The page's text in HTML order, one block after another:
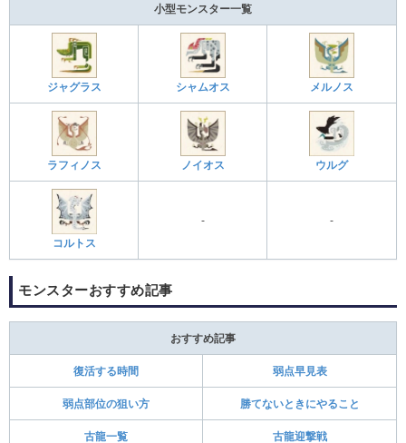
小型モンスター一覧
ジャグラス シャムオス メルノス
ラフィノス ノイオス ウルグ
コルトス
‐ ‐
モンスターおすすめ記事
おすすめ記事
復活する時間 弱点早見表
弱点部位の狙い方 勝てないときにやること
古龍一覧 古龍迎撃戦